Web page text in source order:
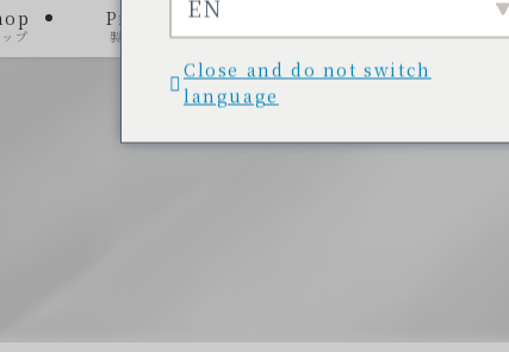
プ
Product
製品一覧 開発秘話
Available
取扱い店舗一覧
EN
Close and do not switch
language